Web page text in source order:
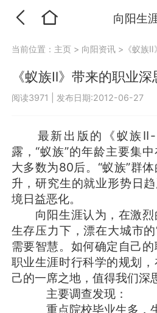
向阳生
当前位置： 主页 > 向阳资讯 >《蚁族Ⅱ
《蚁族Ⅱ》带来的职业深
阅读3971 发布日期:2012-06-27
最新出版的《蚁族Ⅱ-
露，“蚁族”的年龄主要集
大多数为80后。“蚁族”群
升，研究生的就业形势日
境日益恶化。
向阳生涯认为，在激烈
生存压力下，漂在大城市
需要智慧。如何确定自己
职业生涯时行科学的规划
己的一席之地，值得我们深
主要调查发现：
重点院校毕业生多，生